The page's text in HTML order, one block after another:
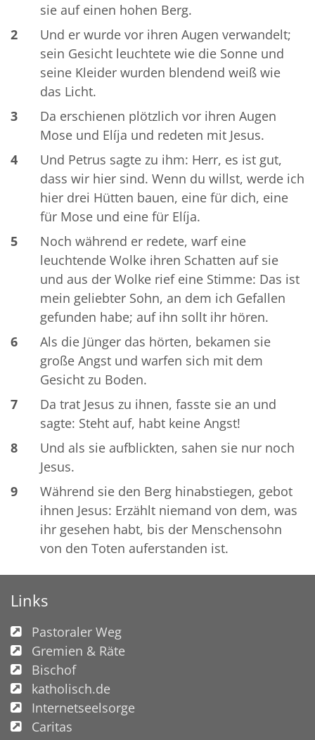
sie auf einen hohen Berg.
2
Und er wurde vor ihren Augen verwandelt;
sein Gesicht leuchtete wie die Sonne und
seine Kleider wurden blendend weiß wie
das Licht.
3
Da erschienen plötzlich vor ihren Augen
Mose und Elíja und redeten mit Jesus.
4
Und Petrus sagte zu ihm: Herr, es ist gut,
dass wir hier sind. Wenn du willst, werde ich
hier drei Hütten bauen, eine für dich, eine
für Mose und eine für Elíja.
5
Noch während er redete, warf eine
leuchtende Wolke ihren Schatten auf sie
und aus der Wolke rief eine Stimme: Das ist
mein geliebter Sohn, an dem ich Gefallen
gefunden habe; auf ihn sollt ihr hören.
6
Als die Jünger das hörten, bekamen sie
große Angst und warfen sich mit dem
Gesicht zu Boden.
7
Da trat Jesus zu ihnen, fasste sie an und
sagte: Steht auf, habt keine Angst!
8
Und als sie aufblickten, sahen sie nur noch
Jesus.
9
Während sie den Berg hinabstiegen, gebot
ihnen Jesus: Erzählt niemand von dem, was
ihr gesehen habt, bis der Menschensohn
von den Toten auferstanden ist.
Links
Pastoraler Weg
Gremien & Räte
Bischof
katholisch.de
Internetseelsorge
Caritas